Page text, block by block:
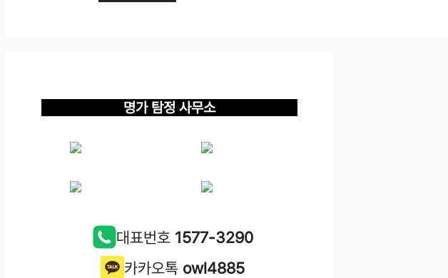
명가 탐정 사무소
대표번호 1577-3290
카카오톡 owl4885